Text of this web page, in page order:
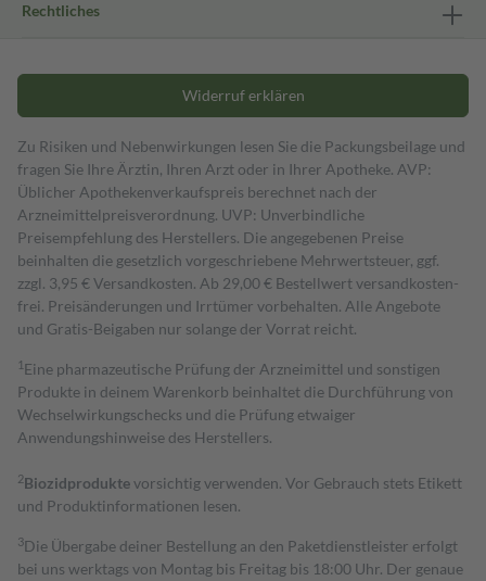
Rechtliches
Widerruf erklären
Zu Risiken und Nebenwirkungen lesen Sie die Packungsbeilage und
fragen Sie Ihre Ärztin, Ihren Arzt oder in Ihrer Apotheke. AVP:
Üblicher Apothekenverkaufspreis berechnet nach der
Arzneimittelpreisverordnung. UVP: Unverbindliche
Preisempfehlung des Herstellers. Die angegebenen Preise
beinhalten die gesetzlich vorgeschriebene Mehrwertsteuer, ggf.
zzgl. 3,95 € Versandkosten. Ab 29,00 € Bestell­wert versand­kosten­
frei. Preisänderungen und Irrtümer vorbehalten. Alle Angebote
und Gratis-Beigaben nur solange der Vorrat reicht.
1 Eine pharmazeutische Prüfung der Arzneimittel und sonstigen
Produkte in deinem Warenkorb beinhaltet die Durchführung von
Wechselwirkungschecks und die Prüfung etwaiger
Anwendungshinweise des Herstellers.
2Biozidproduktevorsichtig verwenden. Vor Gebrauch stets Etikett
und Produktinformationen lesen.
3Die Übergabe deiner Bestellung an den Paketdienstleister erfolgt
bei uns werktags von Montag bis Freitag bis 18:00 Uhr. Der genaue